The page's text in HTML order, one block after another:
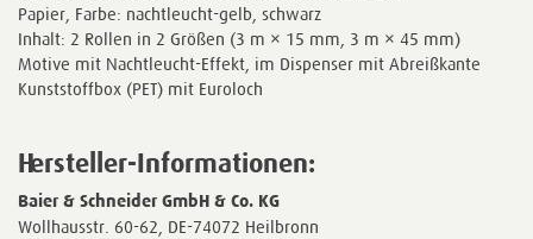
Papier, Farbe: nachtleucht-gelb, schwarz
Inhalt: 2 Rollen in 2 Größen (3 m × 15 mm, 3 m × 45 mm)
Motive mit Nachtleucht-Effekt, im Dispenser mit Abreißkante
Kunststoffbox (PET) mit Euroloch
Hersteller-Informationen:
Baier & Schneider GmbH & Co. KG
Wollhausstr. 60-62, DE-74072 Heilbronn